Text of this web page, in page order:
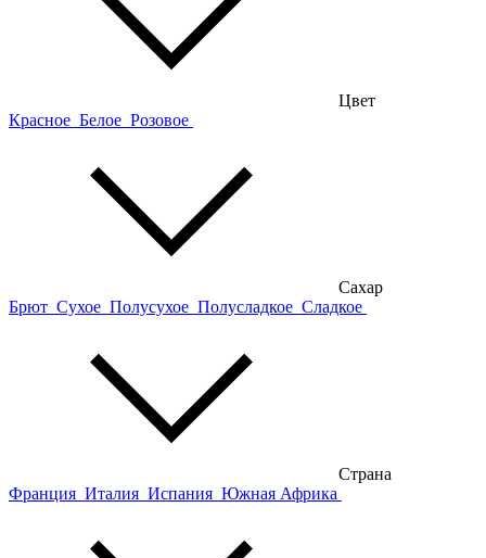
Цвет
Красное Белое Розовое
Сахар
Брют Сухое Полусухое Полусладкое Сладкое
Страна
Франция Италия Испания Южная Африка